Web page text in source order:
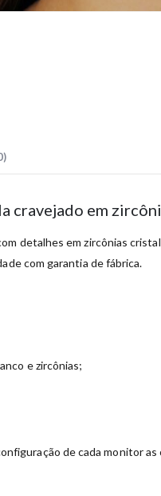
cravejado em
detalhes em zircônias
com garantia de fábrica.
e zircônias;
de cada monitor